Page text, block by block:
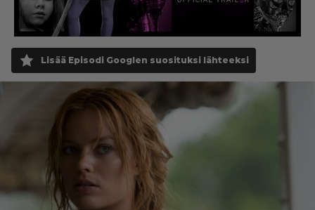
Lisää Episodi Googlen suosituksi lähteeksi